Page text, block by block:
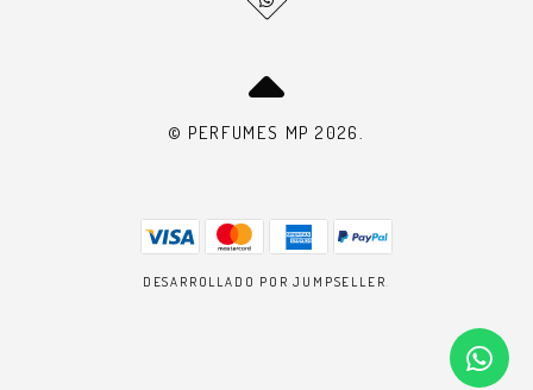
© PERFUMES MP 2026.
DESARROLLADO POR JUMPSELLER